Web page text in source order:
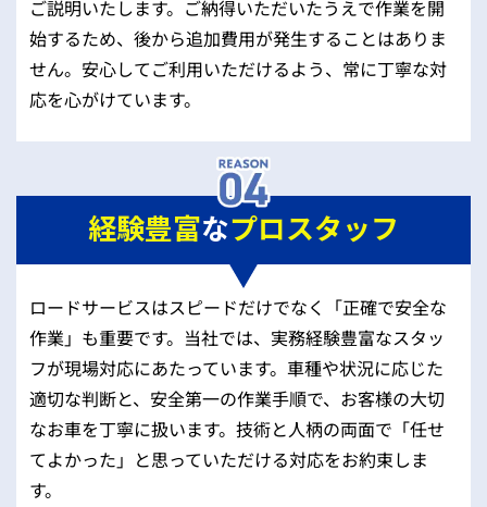
ご説明いたします。ご納得いただいたうえで作業を開
始するため、後から追加費用が発生することはありま
せん。安心してご利用いただけるよう、常に丁寧な対
応を心がけています。
経験豊富なプロスタッフ
ロードサービスはスピードだけでなく「正確で安全な
作業」も重要です。当社では、実務経験豊富なスタッ
フが現場対応にあたっています。車種や状況に応じた
適切な判断と、安全第一の作業手順で、お客様の大切
なお車を丁寧に扱います。技術と人柄の両面で「任せ
てよかった」と思っていただける対応をお約束しま
す。